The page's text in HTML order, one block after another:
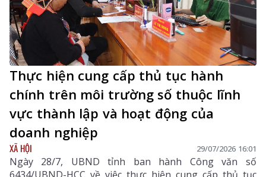
Thực hiện cung cấp thủ tục hành
chính trên môi trường số thuộc lĩnh
vực thành lập và hoạt động của
doanh nghiệp
XÃ HỘI 29/07/2026 16:01
Ngày 28/7, UBND tỉnh ban hành Công văn số